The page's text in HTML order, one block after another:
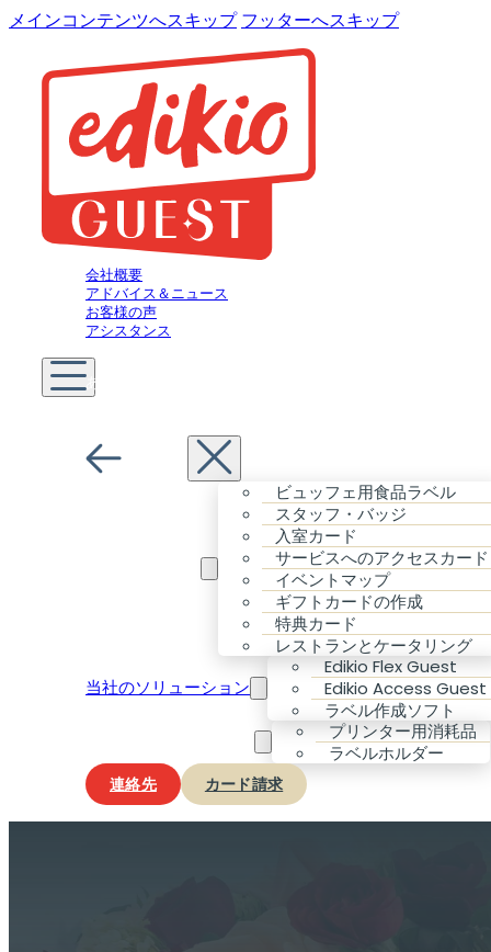
メインコンテンツへスキップ フッターへスキップ
会社概要
アドバイス＆ニュース
お客様の声
アシスタンス
あなたは
ビュッフェ用食品ラベル
スタッフ・バッジ
入室カード
サービスへのアクセスカード
イベントマップ
ギフトカードの作成
特典カード
レストランとケータリング
当社のソリューション
Edikio Flex Guest
Edikio Access Guest
ラベル作成ソフト
プリンター用消耗品
ラベルホルダー
連絡先 カード請求